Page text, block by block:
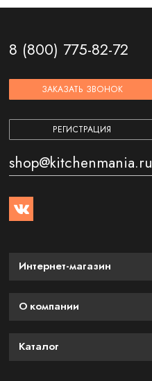
8 (800) 775-82-72
ЗАКАЗАТЬ ЗВОНОК
РЕГИСТРАЦИЯ
shop@kitchenmania.ru
Интернет-магазин
О компании
Каталог